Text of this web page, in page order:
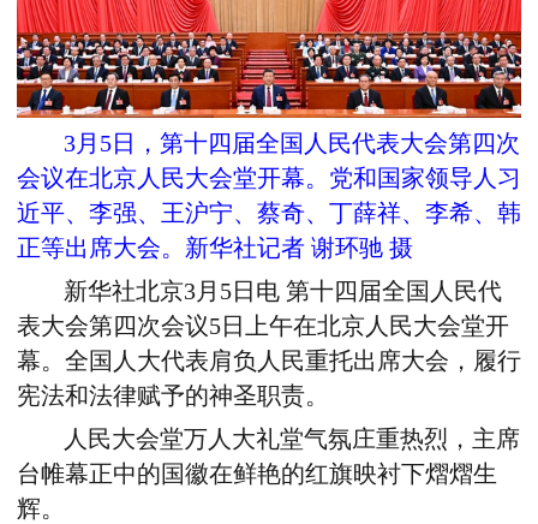
3月5日，第十四届全国人民代表大会第四次
会议在北京人民大会堂开幕。党和国家领导人习
近平、李强、王沪宁、蔡奇、丁薛祥、李希、韩
正等出席大会。新华社记者 谢环驰 摄
新华社北京3月5日电 第十四届全国人民代
表大会第四次会议5日上午在北京人民大会堂开
幕。全国人大代表肩负人民重托出席大会，履行
宪法和法律赋予的神圣职责。
人民大会堂万人大礼堂气氛庄重热烈，主席
台帷幕正中的国徽在鲜艳的红旗映衬下熠熠生
辉。